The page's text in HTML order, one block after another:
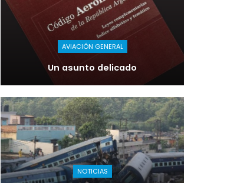
AVIACIÓN GENERAL
Un asunto delicado
NOTICIAS